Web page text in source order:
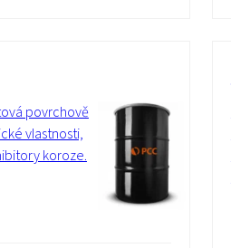
povrchově
vlastnosti,
koroze.